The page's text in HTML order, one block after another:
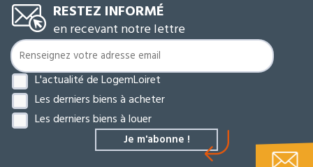
RESTEZ INFORMÉ
en recevant notre lettre
L'actualité de LogemLoiret
Les derniers biens à acheter
Les derniers biens à louer